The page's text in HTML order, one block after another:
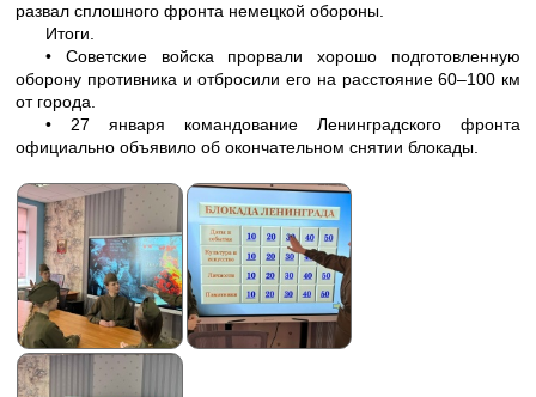
развал сплошного фронта немецкой обороны.
Итоги.
• Советские войска прорвали хорошо подготовленную
оборону противника и отбросили его на расстояние 60–100 км
от города.
• 27 января командование Ленинградского фронта
официально объявило об окончательном снятии блокады.